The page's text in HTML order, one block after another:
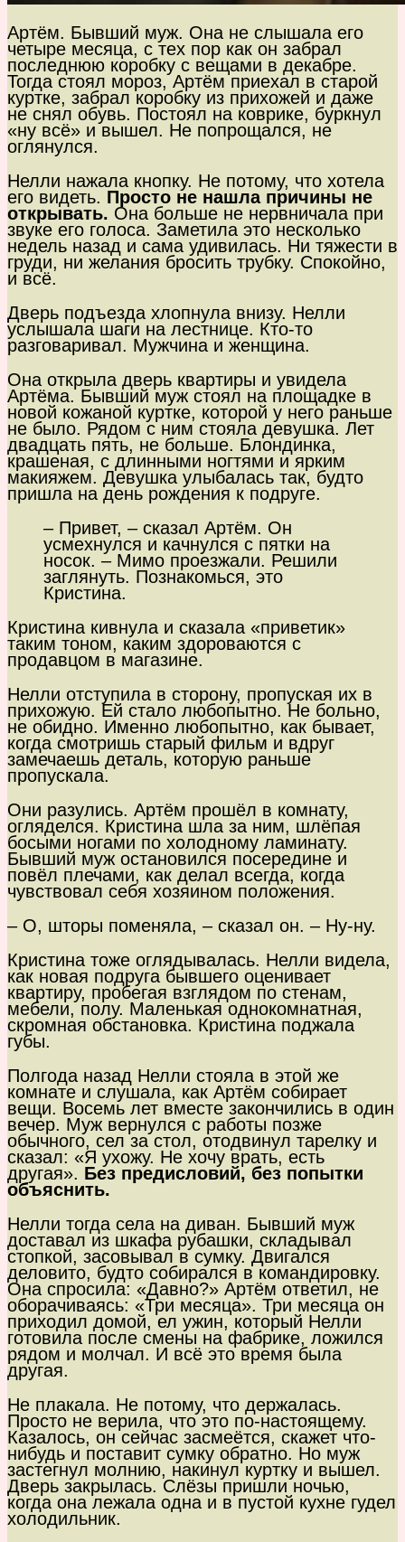
Артём. Бывший муж. Она не слышала его
четыре месяца, с тех пор как он забрал
последнюю коробку с вещами в декабре.
Тогда стоял мороз, Артём приехал в старой
куртке, забрал коробку из прихожей и даже
не снял обувь. Постоял на коврике, буркнул
«ну всё» и вышел. Не попрощался, не
оглянулся.
Нелли нажала кнопку. Не потому, что хотела
его видеть. Просто не нашла причины не
открывать. Она больше не нервничала при
звуке его голоса. Заметила это несколько
недель назад и сама удивилась. Ни тяжести в
груди, ни желания бросить трубку. Спокойно,
и всё.
Дверь подъезда хлопнула внизу. Нелли
услышала шаги на лестнице. Кто-то
разговаривал. Мужчина и женщина.
Она открыла дверь квартиры и увидела
Артёма. Бывший муж стоял на площадке в
новой кожаной куртке, которой у него раньше
не было. Рядом с ним стояла девушка. Лет
двадцать пять, не больше. Блондинка,
крашеная, с длинными ногтями и ярким
макияжем. Девушка улыбалась так, будто
пришла на день рождения к подруге.
– Привет, – сказал Артём. Он
усмехнулся и качнулся с пятки на
носок. – Мимо проезжали. Решили
заглянуть. Познакомься, это
Кристина.
Кристина кивнула и сказала «приветик»
таким тоном, каким здороваются с
продавцом в магазине.
Нелли отступила в сторону, пропуская их в
прихожую. Ей стало любопытно. Не больно,
не обидно. Именно любопытно, как бывает,
когда смотришь старый фильм и вдруг
замечаешь деталь, которую раньше
пропускала.
Они разулись. Артём прошёл в комнату,
огляделся. Кристина шла за ним, шлёпая
босыми ногами по холодному ламинату.
Бывший муж остановился посередине и
повёл плечами, как делал всегда, когда
чувствовал себя хозяином положения.
– О, шторы поменяла, – сказал он. – Ну-ну.
Кристина тоже оглядывалась. Нелли видела,
как новая подруга бывшего оценивает
квартиру, пробегая взглядом по стенам,
мебели, полу. Маленькая однокомнатная,
скромная обстановка. Кристина поджала
губы.
Полгода назад Нелли стояла в этой же
комнате и слушала, как Артём собирает
вещи. Восемь лет вместе закончились в один
вечер. Муж вернулся с работы позже
обычного, сел за стол, отодвинул тарелку и
сказал: «Я ухожу. Не хочу врать, есть
другая». Без предисловий, без попытки
объяснить.
Нелли тогда села на диван. Бывший муж
доставал из шкафа рубашки, складывал
стопкой, засовывал в сумку. Двигался
деловито, будто собирался в командировку.
Она спросила: «Давно?» Артём ответил, не
оборачиваясь: «Три месяца». Три месяца он
приходил домой, ел ужин, который Нелли
готовила после смены на фабрике, ложился
рядом и молчал. И всё это время была
другая.
Не плакала. Не потому, что держалась.
Просто не верила, что это по-настоящему.
Казалось, он сейчас засмеётся, скажет что-
нибудь и поставит сумку обратно. Но муж
застегнул молнию, накинул куртку и вышел.
Дверь закрылась. Слёзы пришли ночью,
когда она лежала одна и в пустой кухне гудел
холодильник.